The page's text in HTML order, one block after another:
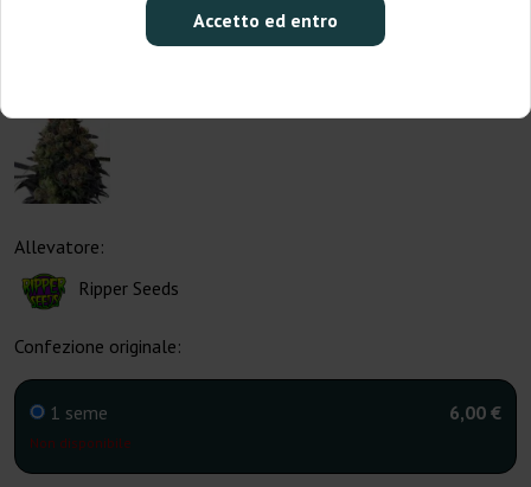
Accetto ed entro
Allevatore:
Ripper Seeds
Confezione originale:
1 seme
Non disponibile
6,00 €